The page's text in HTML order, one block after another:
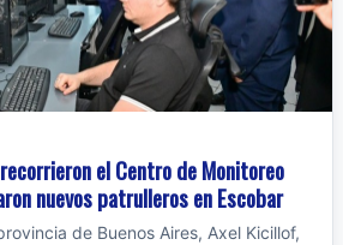
el Centro de Monitoreo
nuevos patrulleros en Escobar
de Buenos Aires, Axel Kicillof,